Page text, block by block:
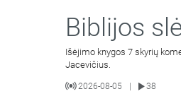
Biblijos
Išėjimo knygos 7 skyrių
Jacevičius.
2026-08-05 38